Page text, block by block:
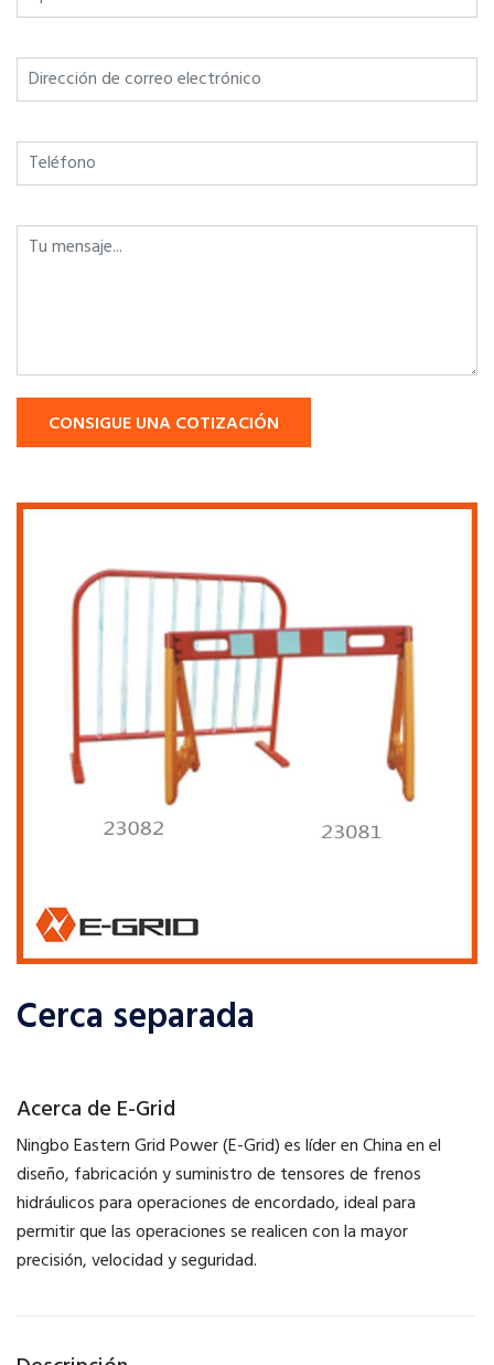
CONSIGUE UNA COTIZACIÓN
Cerca separada
Acerca de E-Grid
Ningbo Eastern Grid Power (E-Grid) es líder en China en el
diseño, fabricación y suministro de tensores de frenos
hidráulicos para operaciones de encordado, ideal para
permitir que las operaciones se realicen con la mayor
precisión, velocidad y seguridad.